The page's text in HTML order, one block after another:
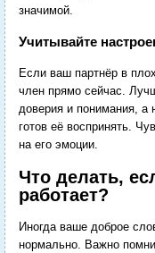
значимой.
Учитывайте
Если ваш партнёр в
член прямо сейчас.
доверия и понимания, а
готов её воспринять.
на его эмоции.
Что делать,
работает?
Иногда ваше доброе
нормально. Важно